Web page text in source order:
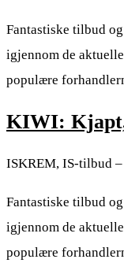
Fantastiske tilbud
igjennom de
populære
KIWI:
ISKREM, IS-tilbud
Fantastiske tilbud
igjennom de
populære